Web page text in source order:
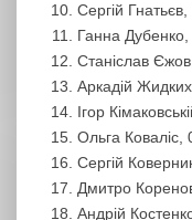
Сергій
Ганна
Станіслав
Аркадій
Ігор
Ольга Коваліс,
Сергій
Дмитро
Андрій